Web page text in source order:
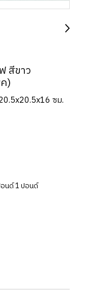
สีขาว
)
ซม.
นด์ 1 ปอนด์